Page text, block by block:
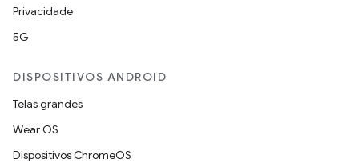
Privacidade
5G
DISPOSITIVOS ANDROID
Telas grandes
Wear OS
Dispositivos ChromeOS